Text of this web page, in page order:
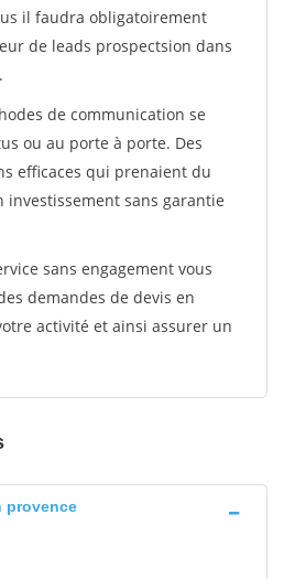
il faudra obligatoirement
de leads prospectsion dans
de communication se
ou au porte à porte. Des
efficaces qui prenaient du
sans garantie
sans engagement vous
demandes de devis en
activité et ainsi assurer un
provence